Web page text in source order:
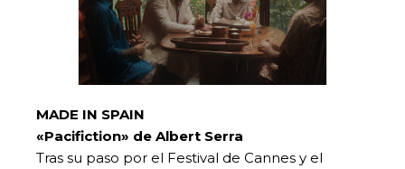
MADE IN SPAIN
«Pacifiction» de Albert Serra
Tras su paso por el Festival de Cannes y el